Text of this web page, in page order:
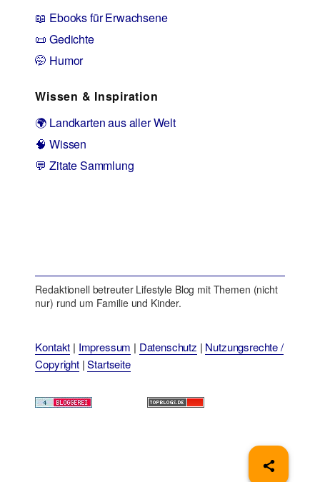
📖 Ebooks für Erwachsene
📜 Gedichte
🤭 Humor
Wissen & Inspiration
🌍 Landkarten aus aller Welt
🧠 Wissen
💬 Zitate Sammlung
Redaktionell betreuter Lifestyle Blog mit Themen (nicht
nur) rund um Familie und Kinder.
Kontakt | Impressum | Datenschutz | Nutzungsrechte /
Copyright|Startseite